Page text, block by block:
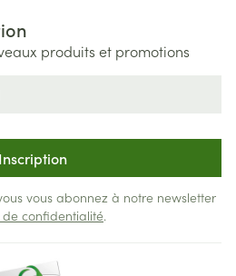
produits et promotions
Inscription
vous abonnez à notre newsletter
confidentialité.